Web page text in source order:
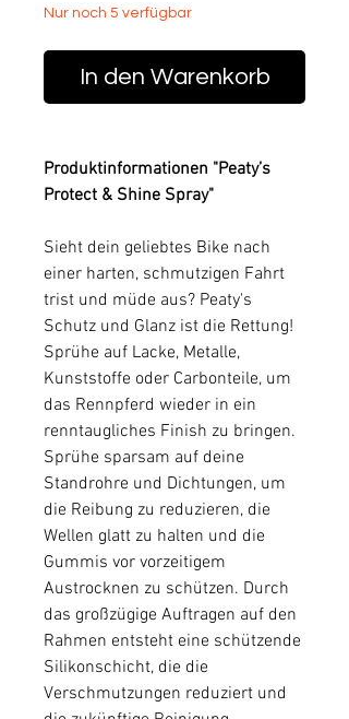
Nur noch 5 verfügbar
In den Warenkorb
Produktinformationen "Peaty’s
Protect & Shine Spray"
Sieht dein geliebtes Bike nach
einer harten, schmutzigen Fahrt
trist und müde aus? Peaty's
Schutz und Glanz ist die Rettung!
Sprühe auf Lacke, Metalle,
Kunststoffe oder Carbonteile, um
das Rennpferd wieder in ein
renntaugliches Finish zu bringen.
Sprühe sparsam auf deine
Standrohre und Dichtungen, um
die Reibung zu reduzieren, die
Wellen glatt zu halten und die
Gummis vor vorzeitigem
Austrocknen zu schützen. Durch
das großzügige Auftragen auf den
Rahmen entsteht eine schützende
Silikonschicht, die die
Verschmutzungen reduziert und